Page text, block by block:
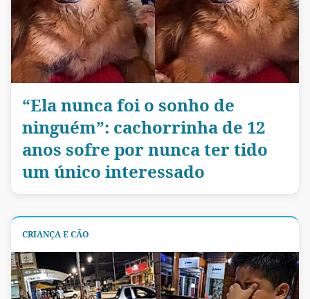
“Ela nunca foi o sonho de
ninguém”: cachorrinha de 12
anos sofre por nunca ter tido
um único interessado
CRIANÇA E CÃO